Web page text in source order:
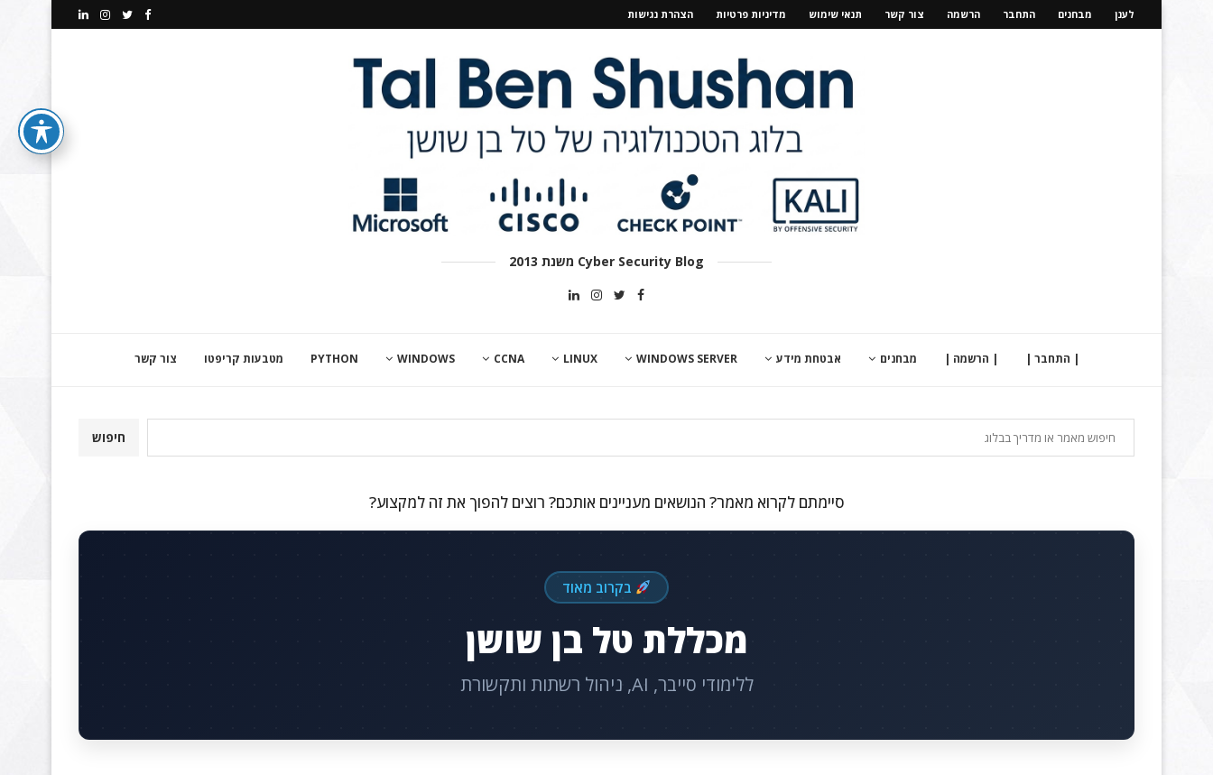
לענן מבחנים התחבר הרשמה צור קשר תנאי שימוש מדיניות פרטיות הצהרת נגישות
Cyber Security Blog משנת 2013
| התחבר | | הרשמה | מבחנים אבטחת מידע WINDOWS SERVER
LINUX
CCNA
WINDOWS
PYTHON מטבעות קריפטו צור קשר
חיפוש
סיימתם לקרוא מאמר? הנושאים מעניינים אותכם? רוצים להפוך את זה למקצוע?
בקרוב מאוד
מכללת טל בן שושן
ללימודי סייבר, AI, ניהול רשתות ותקשורת